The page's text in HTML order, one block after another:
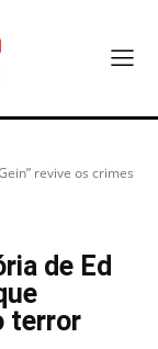
revive os crimes
de Ed
terror